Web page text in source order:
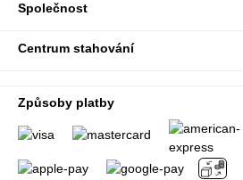
Společnost
Centrum stahování
Způsoby platby